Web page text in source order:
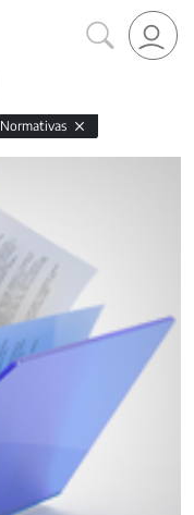
Normativas